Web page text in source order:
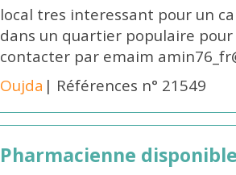
local tres interessant pour un
dans un quartier populaire
contacter par emaim
Oujda | Références n° 21549
Pharmacienne